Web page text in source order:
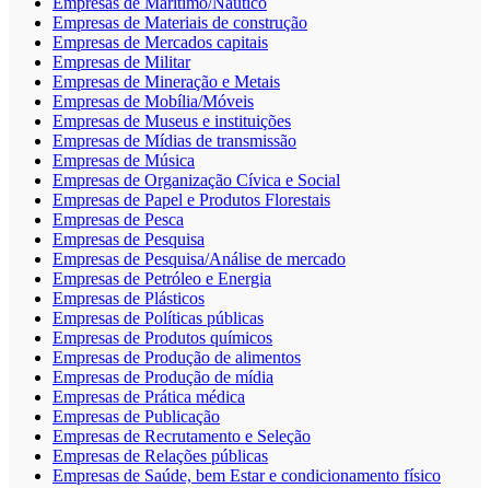
Empresas de Materiais de construção
Empresas de Mercados capitais
Empresas de Militar
Empresas de Mineração e Metais
Empresas de Mobília/Móveis
Empresas de Museus e instituições
Empresas de Mídias de transmissão
Empresas de Música
Empresas de Organização Cívica e Social
Empresas de Papel e Produtos Florestais
Empresas de Pesca
Empresas de Pesquisa
Empresas de Pesquisa/Análise de mercado
Empresas de Petróleo e Energia
Empresas de Plásticos
Empresas de Políticas públicas
Empresas de Produtos químicos
Empresas de Produção de alimentos
Empresas de Produção de mídia
Empresas de Prática médica
Empresas de Publicação
Empresas de Recrutamento e Seleção
Empresas de Relações públicas
Empresas de Saúde, bem Estar e condicionamento físico